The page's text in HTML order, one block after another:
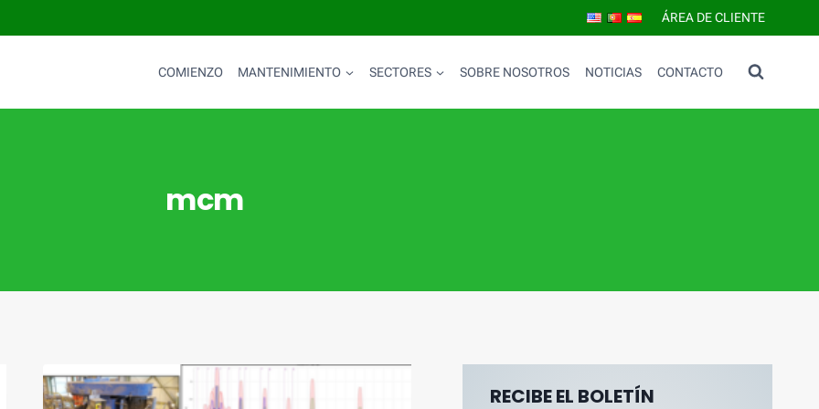
ÁREA DE CLIENTE
COMIENZO MANTENIMIENTO SECTORES SOBRE NOSOTROS NOTICIAS CONTACTO
mcm
RECIBE EL BOLETÍN